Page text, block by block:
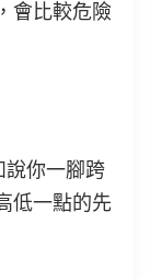
會比較危險
說你一腳跨
低一點的先